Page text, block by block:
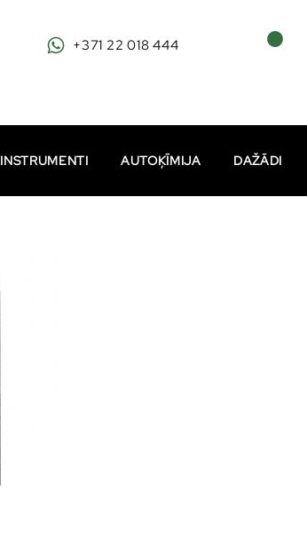
+371 22 018 444
INSTRUMENTI AUTOĶĪMIJA DAŽĀDI